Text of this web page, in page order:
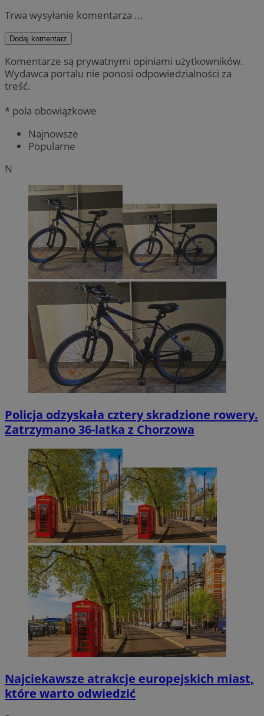
Trwa wysyłanie komentarza ...
Dodaj komentarz
Komentarze są prywatnymi opiniami użytkowników.
Wydawca portalu nie ponosi odpowiedzialności za
treść.
* pola obowiązkowe
Najnowsze
Popularne
N
Policja odzyskała cztery skradzione rowery.
Zatrzymano 36-latka z Chorzowa
Najciekawsze atrakcje europejskich miast,
które warto odwiedzić